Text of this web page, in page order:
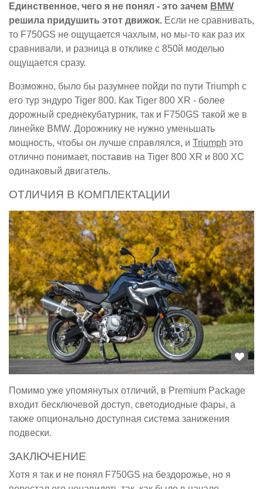
Единственное, чего я не понял - это зачем BMW
решила придушить этот движок. Если не сравнивать,
то F750GS не ощущается чахлым, но мы-то как раз их
сравнивали, и разница в отклике с 850й моделью
ощущается сразу.
Возможно, было бы разумнее пойди по пути Triumph с
его тур эндуро Tiger 800. Как Tiger 800 XR - более
дорожный среднекубатурник, так и F750GS такой же в
линейке BMW. Дорожнику не нужно уменьшать
мощность, чтобы он лучше справлялся, и Triumph это
отлично понимает, поставив на Tiger 800 XR и 800 XC
одинаковый двигатель.
ОТЛИЧИЯ В КОМПЛЕКТАЦИИ
Помимо уже упомянутых отличий, в Premium Package
входит бесключевой доступ, светодиодные фары, а
также опционально доступная система занижения
подвески.
ЗАКЛЮЧЕНИЕ
Хотя я так и не понял F750GS на бездорожье, но я